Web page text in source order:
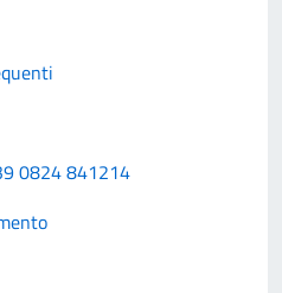
0824 841214